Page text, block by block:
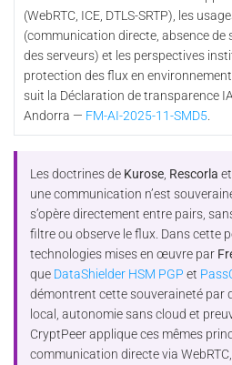
(WebRTC, ICE, DTLS-SRTP), les
(communication directe, absence de
des serveurs) et les perspectives
protection des flux en
suit la Déclaration de transparence
Andorra — FM-AI-2025-11-SMD5.
Les doctrines de Kurose Rescorla et
une communication n’est
s’opère directement entre pairs,
filtre ou observe le flux. Dans cette
technologies mises en œuvre par
que DataShielder HSM PGP et
démontrent cette souveraineté par
local, autonomie sans cloud et
CryptPeer applique ces mêmes
communication directe via